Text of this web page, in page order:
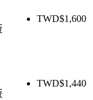
TWD$1,600
TWD$1,440